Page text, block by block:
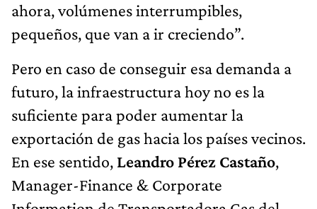
ahora, volúmenes interrumpibles,
pequeños, que van a ir creciendo”.
Pero en caso de conseguir esa demanda a
futuro, la infraestructura hoy no es la
suficiente para poder aumentar la
exportación de gas hacia los países vecinos.
En ese sentido, Leandro Pérez Castaño,
Manager-Finance & Corporate